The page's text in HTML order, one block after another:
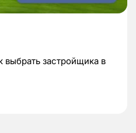
застройщика в